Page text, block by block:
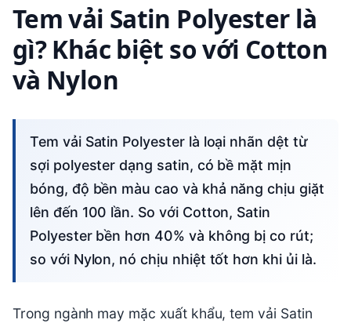
Tem vải Satin Polyester là
gì? Khác biệt so với Cotton
và Nylon
Tem vải Satin Polyester là loại nhãn dệt từ
sợi polyester dạng satin, có bề mặt mịn
bóng, độ bền màu cao và khả năng chịu giặt
lên đến 100 lần. So với Cotton, Satin
Polyester bền hơn 40% và không bị co rút;
so với Nylon, nó chịu nhiệt tốt hơn khi ủi là.
Trong ngành may mặc xuất khẩu, tem vải Satin